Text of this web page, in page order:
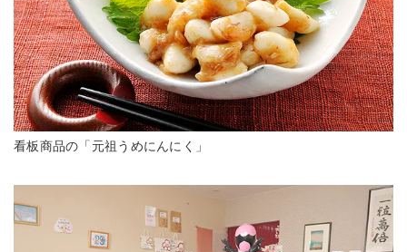
看板商品の「元祖うめにんにく」